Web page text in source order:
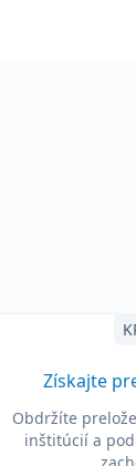
Získajte
Obdržíte
inštitúcií a